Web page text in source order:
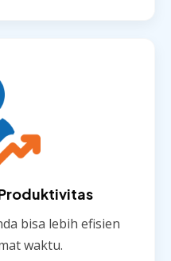
bisa lebih efisien
waktu.